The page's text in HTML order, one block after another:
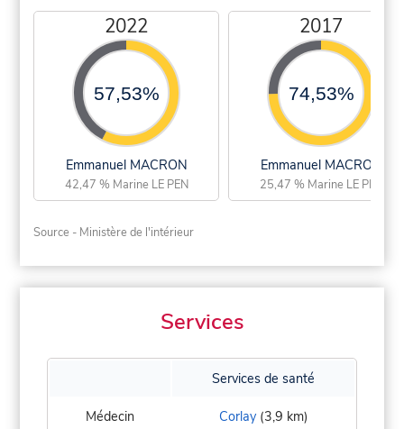
2022
57,53%
Emmanuel MACRON
42,47 % Marine LE PEN
2017
74,53%
Emmanuel MACRON
25,47 % Marine LE PEN
Source - Ministère de l'intérieur
Services
Services de santé
Médecin Corlay(3,9 km)